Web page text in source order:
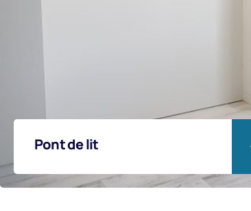
Suite parentale et dressing